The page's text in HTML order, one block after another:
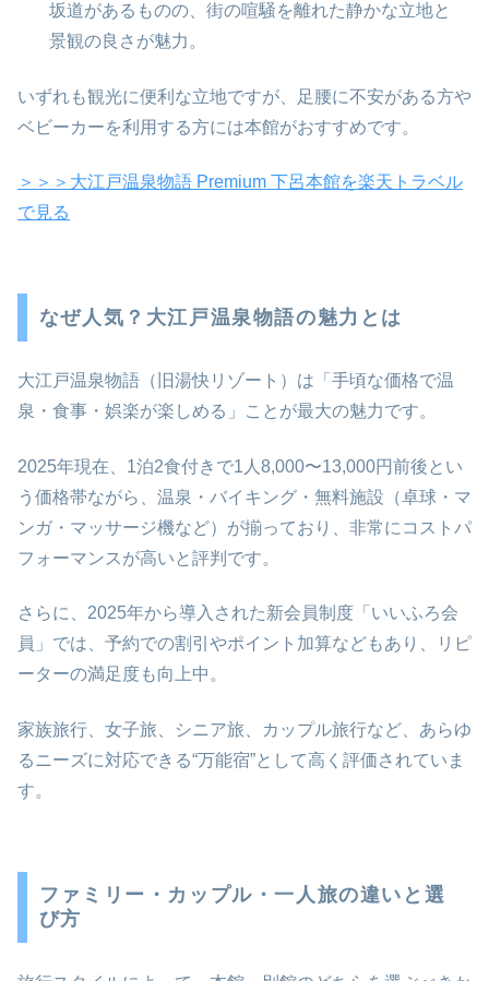
坂道があるものの、街の喧騒を離れた静かな立地と
景観の良さが魅力。
いずれも観光に便利な立地ですが、足腰に不安がある方や
ベビーカーを利用する方には本館がおすすめです。
＞＞＞大江戸温泉物語 Premium 下呂本館を楽天トラベル
で見る
なぜ人気？大江戸温泉物語の魅力とは
大江戸温泉物語（旧湯快リゾート）は「手頃な価格で温
泉・食事・娯楽が楽しめる」ことが最大の魅力です。
2025年現在、1泊2食付きで1人8,000〜13,000円前後とい
う価格帯ながら、温泉・バイキング・無料施設（卓球・マ
ンガ・マッサージ機など）が揃っており、非常にコストパ
フォーマンスが高いと評判です。
さらに、2025年から導入された新会員制度「いいふろ会
員」では、予約での割引やポイント加算などもあり、リピ
ーターの満足度も向上中。
家族旅行、女子旅、シニア旅、カップル旅行など、あらゆ
るニーズに対応できる“万能宿”として高く評価されていま
す。
ファミリー・カップル・一人旅の違いと選
び方